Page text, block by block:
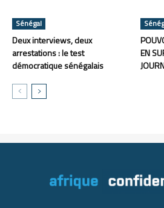
Sénégal
Deux interviews, deux
arrestations : le test
démocratique sénégalais
EN